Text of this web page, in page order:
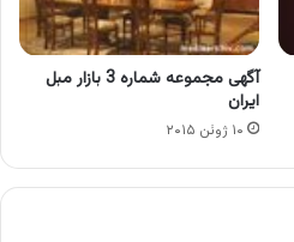
آگهی مجموعه شماره 3 بازار مبل
ایران
۱۰ ژوئن ۲۰۱۵